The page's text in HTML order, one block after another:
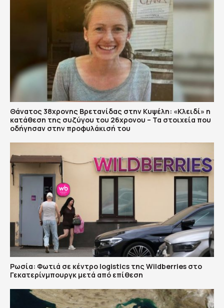
Θάνατος 38χρονης Βρετανίδας στην Κυψέλη: «Κλειδί» η
κατάθεση της συζύγου του 26χρονου – Τα στοιχεία που
οδήγησαν στην προφυλάκισή του
Ρωσία: Φωτιά σε κέντρο logistics της Wildberries στο
Γεκατερίνμπουργκ μετά από επίθεση